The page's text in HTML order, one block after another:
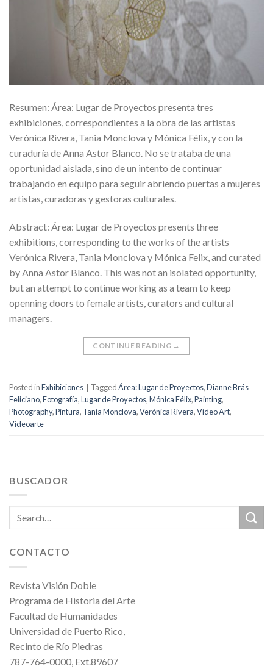
Resumen: Área: Lugar de Proyectos presenta tres
exhibiciones, correspondientes a la obra de las artistas
Verónica Rivera, Tania Monclova y Mónica Félix, y con la
curaduría de Anna Astor Blanco. No se trataba de una
oportunidad aislada, sino de un intento de continuar
trabajando en equipo para seguir abriendo puertas a mujeres
artistas, curadoras y gestoras culturales.
Abstract: Área: Lugar de Proyectos presents three
exhibitions, corresponding to the works of the artists
Verónica Rivera, Tania Monclova y Mónica Felix, and curated
by Anna Astor Blanco. This was not an isolated opportunity,
but an attempt to continue working as a team to keep
openning doors to female artists, curators and cultural
managers.
CONTINUE READING →
Posted inExhibiciones TaggedÁrea: Lugar de Proyectos,Dianne Brás
Feliciano,Fotografía,Lugar de Proyectos,Mónica Félix,Painting,
Photography,Pintura, Tania Monclova,Verónica Rivera,Video Art,
Videoarte
BUSCADOR
CONTACTO
Revista Visión Doble
Programa de Historia del Arte
Facultad de Humanidades
Universidad de Puerto Rico,
Recinto de Río Piedras
787-764-0000, Ext.89607